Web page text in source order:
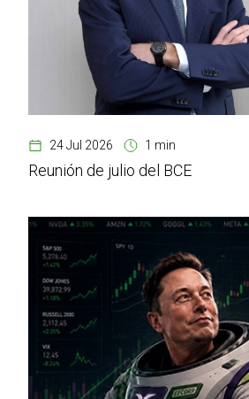
24 Jul 2026 1 min
Reunión de julio del BCE